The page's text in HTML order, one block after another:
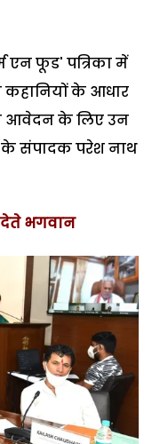
एन फूड' पत्रिका में
के आधार
के आवेदन के लिए उन
के संपादक परेश नाथ
भगवान